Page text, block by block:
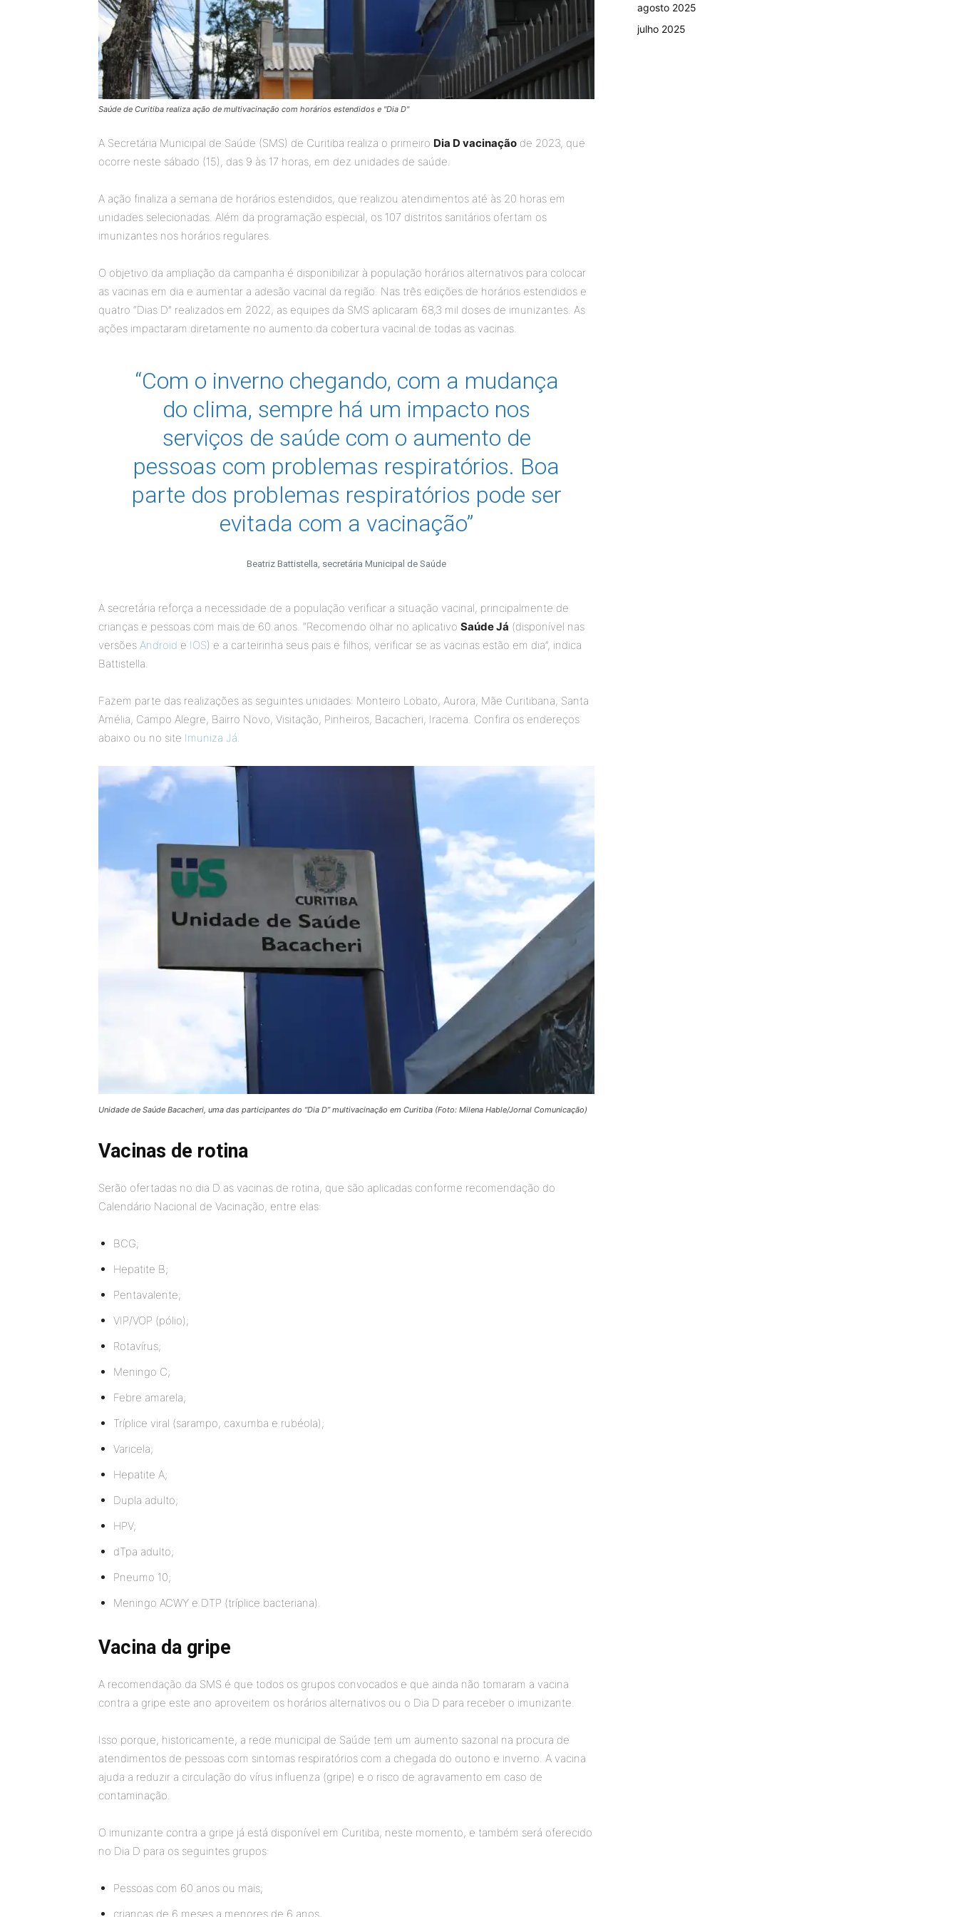
Saúde de Curitiba realiza ação de multivacinação com horários estendidos e "Dia D"
A Secretária Municipal de Saúde (SMS) de Curitiba realiza o primeiro Dia D vacinação de 2023, que
ocorre neste sábado (15), das 9 às 17 horas, em dez unidades de saúde.
A ação finaliza a semana de horários estendidos, que realizou atendimentos até às 20 horas em
unidades selecionadas. Além da programação especial, os 107 distritos sanitários ofertam os
imunizantes nos horários regulares.
O objetivo da ampliação da campanha é disponibilizar à população horários alternativos para colocar
as vacinas em dia e aumentar a adesão vacinal da região. Nas três edições de horários estendidos e
quatro “Dias D” realizados em 2022, as equipes da SMS aplicaram 68,3 mil doses de imunizantes. As
ações impactaram diretamente no aumento da cobertura vacinal de todas as vacinas.
“Com o inverno chegando, com a mudança
do clima, sempre há um impacto nos
serviços de saúde com o aumento de
pessoas com problemas respiratórios. Boa
parte dos problemas respiratórios pode ser
evitada com a vacinação”
Beatriz Battistella, secretária Municipal de Saúde
A secretária reforça a necessidade de a população verificar a situação vacinal, principalmente de
crianças e pessoas com mais de 60 anos. “Recomendo olhar no aplicativo Saúde Já (disponível nas
versões Android e IOS) e a carteirinha seus pais e filhos, verificar se as vacinas estão em dia”, indica
Battistella.
Fazem parte das realizações as seguintes unidades: Monteiro Lobato, Aurora, Mãe Curitibana, Santa
Amélia, Campo Alegre, Bairro Novo, Visitação, Pinheiros, Bacacheri, Iracema. Confira os endereços
abaixo ou no site Imuniza Já.
Unidade de Saúde Bacacheri, uma das participantes do “Dia D” multivacinação em Curitiba (Foto: Milena Hable/Jornal Comunicação)
Vacinas de rotina
Serão ofertadas no dia D as vacinas de rotina, que são aplicadas conforme recomendação do
Calendário Nacional de Vacinação, entre elas:
BCG;
Hepatite B;
Pentavalente;
VIP/VOP (pólio);
Rotavírus;
Meningo C;
Febre amarela;
Tríplice viral (sarampo, caxumba e rubéola);
Varicela;
Hepatite A;
Dupla adulto;
HPV;
dTpa adulto;
Pneumo 10;
Meningo ACWY e DTP (tríplice bacteriana).
Vacina da gripe
A recomendação da SMS é que todos os grupos convocados e que ainda não tomaram a vacina
contra a gripe este ano aproveitem os horários alternativos ou o Dia D para receber o imunizante.
Isso porque, historicamente, a rede municipal de Saúde tem um aumento sazonal na procura de
atendimentos de pessoas com sintomas respiratórios com a chegada do outono e inverno. A vacina
ajuda a reduzir a circulação do vírus influenza (gripe) e o risco de agravamento em caso de
contaminação.
O imunizante contra a gripe já está disponível em Curitiba, neste momento, e também será oferecido
no Dia D para os seguintes grupos:
Pessoas com 60 anos ou mais;
crianças de 6 meses a menores de 6 anos,
agosto 2025
julho 2025